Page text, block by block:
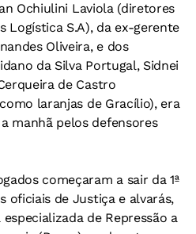
Ochiulini Laviola (diretores
Logística S.A), da ex-gerente
Oliveira, e dos
da Silva Portugal, Sidnei
de Castro
laranjas de Gracílio), era
manhã pelos defensores
começaram a sair da 1ª
oficiais de Justiça e alvarás,
de Repressão a